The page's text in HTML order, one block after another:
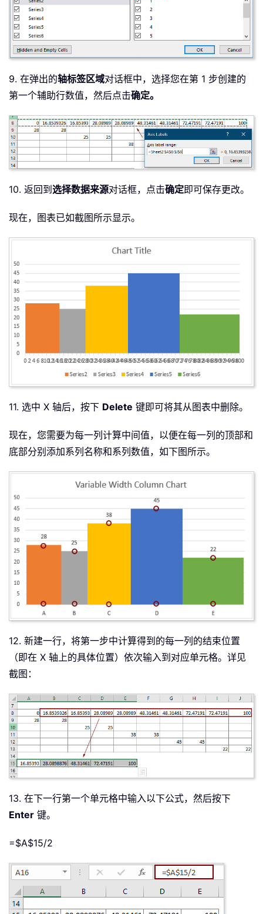
9. 在弹出的轴标签区域对话框中，选择您在第 1 步创建的
第一个辅助行数值，然后点击确定。
10. 返回到 选择数据来源对话框，点击确定即可保存更改。
现在，图表已如截图所示显示。
11. 选中 X 轴后，按下 Delete 键即可将其从图表中删除。
现在，您需要为每一列计算中间值，以便在每一列的顶部和
底部分别添加系列名称和系列数值，如下图所示。
12. 新建一行，将第一步中计算得到的每一列的结束位置
（即在 X 轴上的具体位置）依次输入到对应单元格。详见
截图：
13. 在下一行第一个单元格中输入以下公式，然后按下
Enter 键。
=$A$15/2